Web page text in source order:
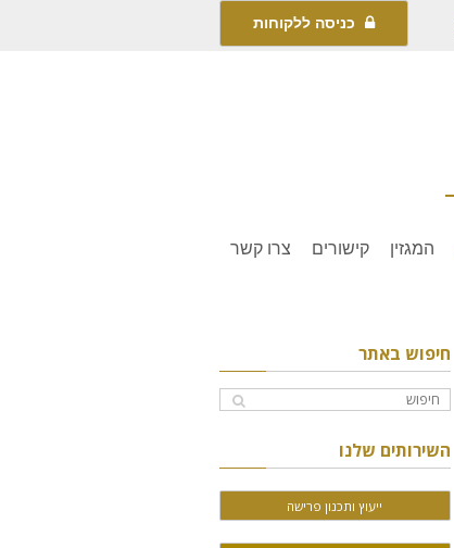
כניסה ללקוחות
המגזין קישורים צרו קשר
חיפוש באתר
השירותים שלנו
ייעוץ ותכנון פרישה